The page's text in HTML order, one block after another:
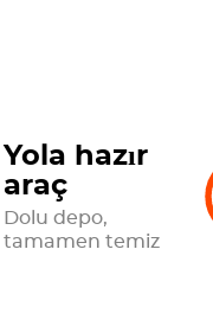
Yola hazır
araç
Dolu depo,
tamamen temiz